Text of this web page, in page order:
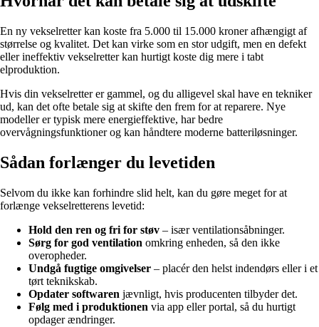
En ny vekselretter kan koste fra 5.000 til 15.000 kroner afhængigt af
størrelse og kvalitet. Det kan virke som en stor udgift, men en defekt
eller ineffektiv vekselretter kan hurtigt koste dig mere i tabt
elproduktion.
Hvis din vekselretter er gammel, og du alligevel skal have en tekniker
ud, kan det ofte betale sig at skifte den frem for at reparere. Nye
modeller er typisk mere energieffektive, har bedre
overvågningsfunktioner og kan håndtere moderne batteriløsninger.
Sådan forlænger du levetiden
Selvom du ikke kan forhindre slid helt, kan du gøre meget for at
forlænge vekselretterens levetid:
Hold den ren og fri for støv – især ventilationsåbninger.
Sørg for god ventilation omkring enheden, så den ikke
overopheder.
Undgå fugtige omgivelser – placér den helst indendørs eller i et
tørt teknikskab.
Opdater softwaren jævnligt, hvis producenten tilbyder det.
Følg med i produktionen via app eller portal, så du hurtigt
opdager ændringer.